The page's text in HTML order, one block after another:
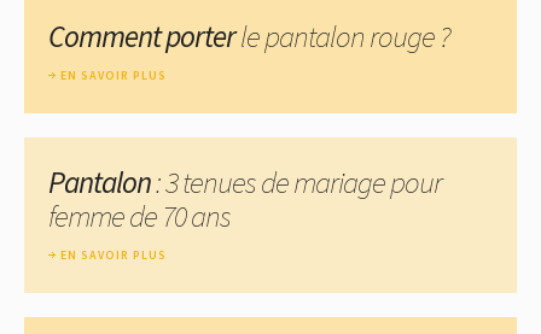
Comment porterle pantalon rouge ?
EN SAVOIR PLUS
Pantalon: 3 tenues de mariage pour
femme de 70 ans
EN SAVOIR PLUS